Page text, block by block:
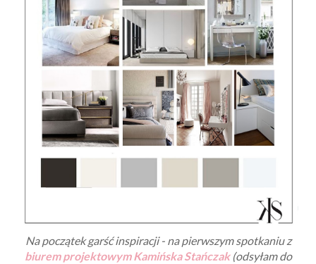
Na początek garść inspiracji - na pierwszym spotkaniu z
biurem projektowym Kamińska Stańczak(odsyłam do